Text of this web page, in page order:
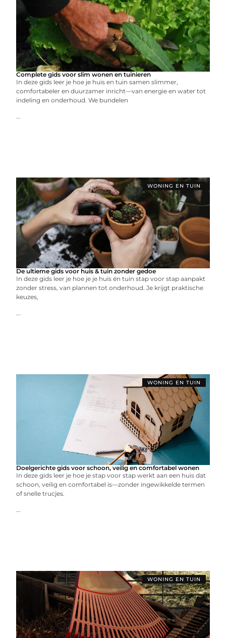
Complete gids voor slim wonen en tuinieren
In deze gids leer je hoe je huis en tuin samen slimmer,
comfortabeler en duurzamer inricht—van energie en water tot
indeling en onderhoud. We bundelen
...
WONING EN TUIN
De ultieme gids voor huis & tuin zonder gedoe
In deze gids leer je hoe je je huis én tuin stap voor stap aanpakt
zonder stress, van plannen tot onderhoud. Je krijgt praktische
keuzes,
...
WONING EN TUIN
Doelgerichte gids voor schoon, veilig en comfortabel wonen
In deze gids leer je hoe je stap voor stap werkt aan een huis dat
schoon, veilig en comfortabel is—zonder ingewikkelde termen
of snelle trucjes.
...
WONING EN TUIN